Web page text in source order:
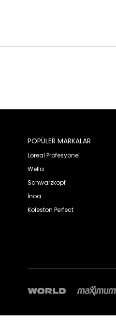
POPÜLER MARKALAR
Loreal Profesyonel
Wella
Schwarzkopf
İnoa
Koleston Perfect